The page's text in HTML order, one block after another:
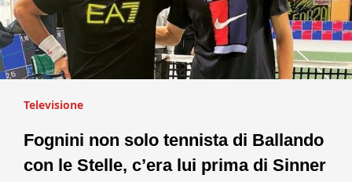
Televisione
Fognini non solo tennista di Ballando
con le Stelle, c’era lui prima di Sinner